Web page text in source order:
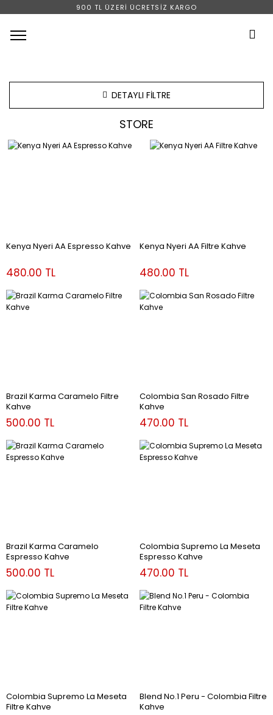
900 TL ÜZERİ ÜCRETSİZ KARGO
Menü
DETAYLI FİLTRE
STORE
Kenya Nyeri AA Espresso Kahve
480.00 TL
Kenya Nyeri AA Filtre Kahve
480.00 TL
Brazil Karma Caramelo Filtre
Kahve
500.00 TL
Colombia San Rosado Filtre
Kahve
470.00 TL
Brazil Karma Caramelo
Espresso Kahve
500.00 TL
Colombia Supremo La Meseta
Espresso Kahve
470.00 TL
Colombia Supremo La Meseta
Filtre Kahve
Blend No.1 Peru - Colombia Filtre
Kahve